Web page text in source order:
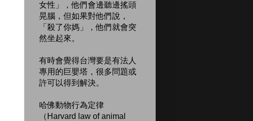
女性」，他們會邊聽邊搖頭
晃腦，但如果對他們說，
「殺了你媽」，他們就會突
然坐起來。
有時會覺得台灣要是有法人
專用的巨嬰塔，很多問題或
許可以得到解決。
哈佛動物行為定律
（Harvard law of animal